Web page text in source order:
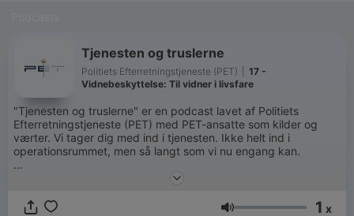
Tjenesten og truslerne
Politiets Efterretningstjeneste (PET)
17 -
Vidnebeskyttelse: Til vidner i livsfare
"Tjenesten og truslerne" er en podcast lavet af Politiets
Efterretningstjeneste (PET) med PET-ansatte som kilder og
værter. Vi tager dig med ind i tjenesten. Ikke helt ind i
operationsrummet, men så langt som vi nu engang kan.
Selvom en stor del af PET’s arbejde bygger på hemmelige
de dele af vores arbejde, vi godt kan fortælle om.
1 x